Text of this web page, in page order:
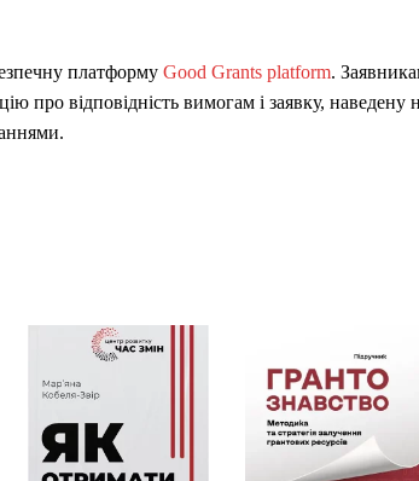
платформу Good Grants platform.
про відповідність вимогам і заявку, наведену